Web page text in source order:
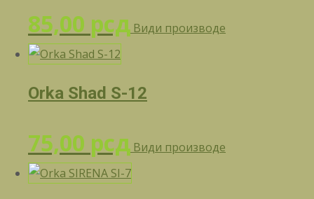
85,00 рсд Види производе
Orka Shad S-12
75,00 рсд Види производе